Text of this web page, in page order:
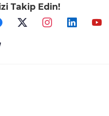
Takip Edin!